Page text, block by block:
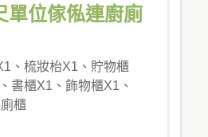
單位傢俬連廚廁
、梳妝枱X1、貯物櫃
書櫃X1、飾物櫃X1、
櫃